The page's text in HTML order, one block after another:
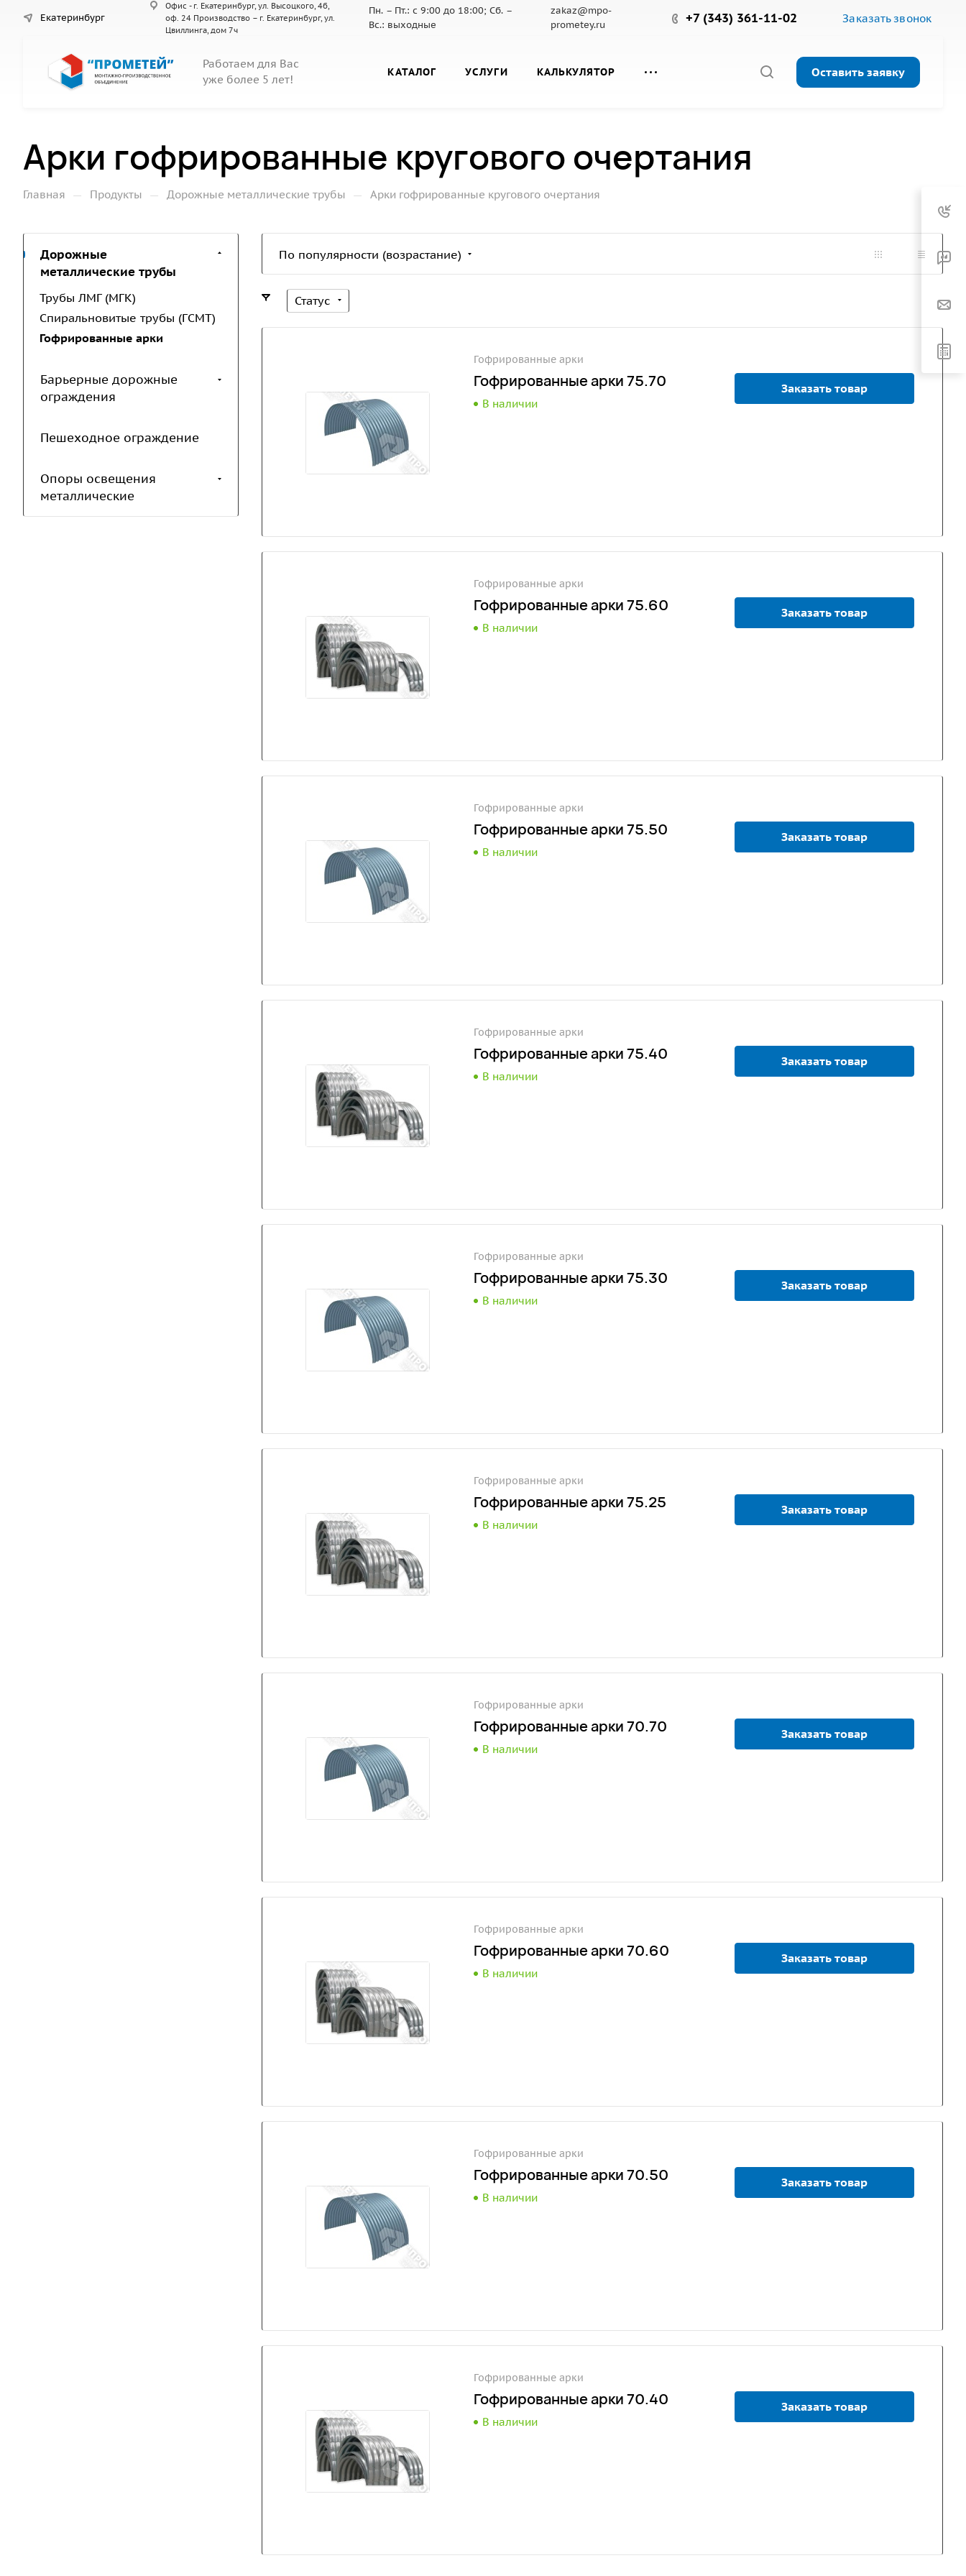
Екатеринбург
Офис - г. Екатеринбург, ул. Высоцкого, 4б,
оф. 24 Производство – г. Екатеринбург, ул.
Цвиллинга, дом 7ч
Пн. – Пт.: с 9:00 до 18:00; Сб. –
Вс.: выходные
zakaz@mpo-
prometey.ru
+7 (343) 361-11-02 Заказать звонок
Работаем для Вас
уже более 5 лет!
КАТАЛОГ УСЛУГИ КАЛЬКУЛЯТОР Оставить заявку
Арки гофрированные кругового очертания
Главная — Продукты — Дорожные металлические трубы — Арки гофрированные кругового очертания
По популярности (возрастание)
Статус
Гофрированные арки
Гофрированные арки 75.70
В наличии
Заказать товар
Гофрированные арки
Гофрированные арки 75.60
В наличии
Заказать товар
Гофрированные арки
Гофрированные арки 75.50
В наличии
Заказать товар
Гофрированные арки
Гофрированные арки 75.40
В наличии
Заказать товар
Гофрированные арки
Гофрированные арки 75.30
В наличии
Заказать товар
Гофрированные арки
Гофрированные арки 75.25
В наличии
Заказать товар
Гофрированные арки
Гофрированные арки 70.70
В наличии
Заказать товар
Гофрированные арки
Гофрированные арки 70.60
В наличии
Заказать товар
Гофрированные арки
Гофрированные арки 70.50
В наличии
Заказать товар
Гофрированные арки
Гофрированные арки 70.40
В наличии
Заказать товар
Дорожные
металлические трубы
Трубы ЛМГ (МГК)
Спиральновитые трубы (ГСМТ)
Гофрированные арки
Барьерные дорожные
ограждения
Пешеходное ограждение
Опоры освещения
металлические